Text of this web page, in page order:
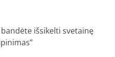
išsikelti svetainę
”